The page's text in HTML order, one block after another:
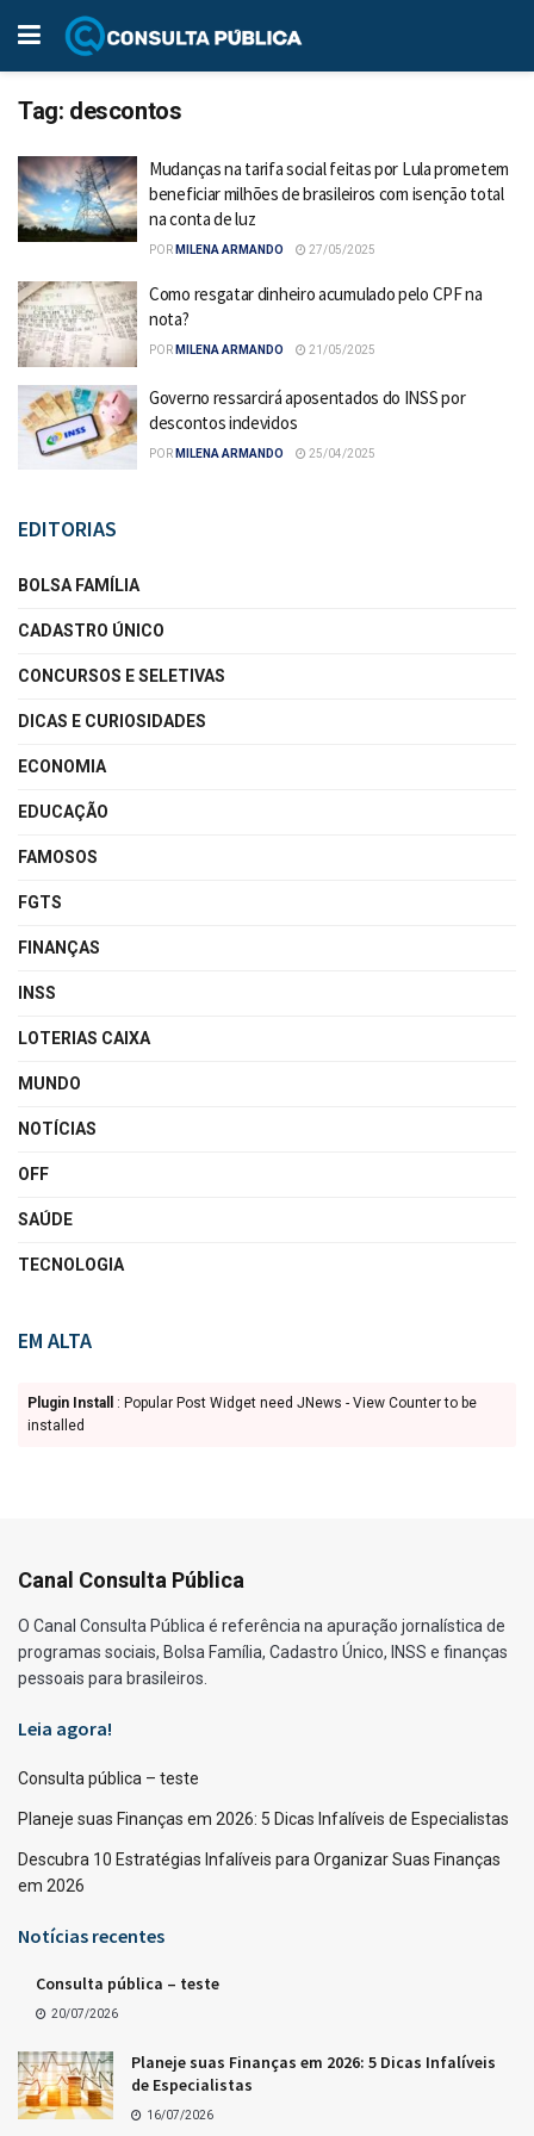
Tag: descontos
Mudanças na tarifa social feitas por Lula prometem
beneficiar milhões de brasileiros com isenção total
na conta de luz
POR MILENA ARMANDO 27/05/2025
Como resgatar dinheiro acumulado pelo CPF na
nota?
POR MILENA ARMANDO 21/05/2025
Governo ressarcirá aposentados do INSS por
descontos indevidos
POR MILENA ARMANDO 25/04/2025
EDITORIAS
BOLSA FAMÍLIA
CADASTRO ÚNICO
CONCURSOS E SELETIVAS
DICAS E CURIOSIDADES
ECONOMIA
EDUCAÇÃO
FAMOSOS
FGTS
FINANÇAS
INSS
LOTERIAS CAIXA
MUNDO
NOTÍCIAS
OFF
SAÚDE
TECNOLOGIA
EM ALTA
Plugin Install
: Popular Post Widget need JNews - View Counter to be
installed
Canal Consulta Pública
O Canal Consulta Pública é referência na apuração jornalística de
programas sociais, Bolsa Família, Cadastro Único, INSS e finanças
pessoais para brasileiros.
Leia agora!
Consulta pública – teste
Planeje suas Finanças em 2026: 5 Dicas Infalíveis de Especialistas
Descubra 10 Estratégias Infalíveis para Organizar Suas Finanças
em 2026
Notícias recentes
Consulta pública – teste
20/07/2026
Planeje suas Finanças em 2026: 5 Dicas Infalíveis
de Especialistas
16/07/2026